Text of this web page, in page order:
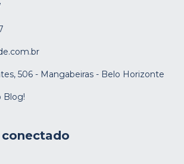
506 - Mangabeiras - Belo Horizonte
Blog!